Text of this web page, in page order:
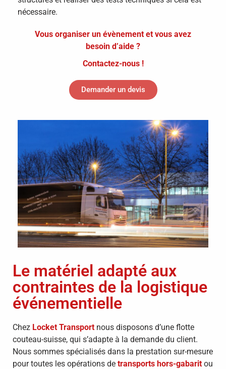
nécessaire.
Vous organiser un évènement et vous avez
besoin d’aide ?
Contactez-nous !
Demander un devis
Le matériel adapté aux
contraintes de la logistique
événementielle
Chez Locket Transport nous disposons d’une flotte
couteau-suisse, qui s’adapte à la demande du client.
Nous sommes spécialisés dans la prestation sur-mesure
pour toutes les opérations de transports hors-gabarit ou